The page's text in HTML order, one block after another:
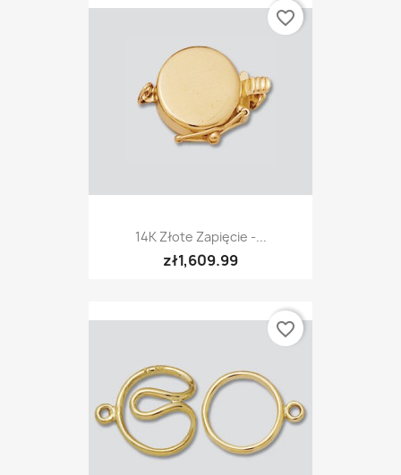
14K Złote Zapięcie -...
zł1,609.99
favorite_border
favorite_border